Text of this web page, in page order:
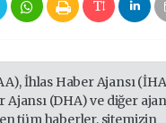
İhlas Haber Ajansı
(DHA) ve diğer
tüm haberler, sitemizin